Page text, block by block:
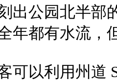
出公园北半部
年都有水流，
可以利用州道